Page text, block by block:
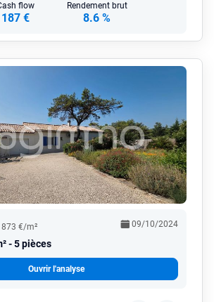
flow
187 €
Rendement brut
8.6 %
873 €/m²
- 5 pièces
09/10/2024
Ouvrir l'analyse